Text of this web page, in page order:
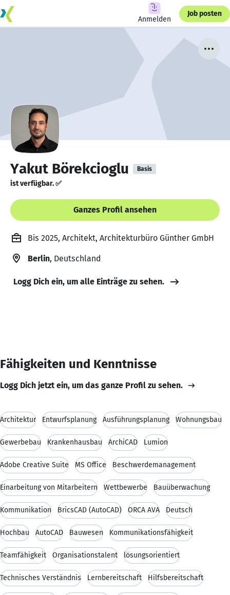
Anmelden
Job posten
Yakut Börekcioglu Basis
ist verfügbar. ✅
Ganzes Profil ansehen
Bis 2025, Architekt, Architekturbüro Günther GmbH
Berlin, Deutschland
Logg Dich ein, um alle Einträge zu sehen.
Fähigkeiten und Kenntnisse
Logg Dich jetzt ein, um das ganze Profil zu sehen.
Architektur Entwurfsplanung Ausführungsplanung Wohnungsbau
Gewerbebau Krankenhausbau ArchiCAD Lumion
Adobe Creative Suite MS Office Beschwerdemanagement
Einarbeitung von Mitarbeitern Wettbewerbe Bauüberwachung
Kommunikation BricsCAD (AutoCAD) ORCA AVA Deutsch
Hochbau AutoCAD Bauwesen Kommunikationsfähigkeit
Teamfähigkeit Organisationstalent lösungsorientiert
Technisches Verständnis Lernbereitschaft Hilfsbereitschaft